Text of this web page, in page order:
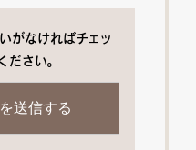
がなければチェッ
ださい。